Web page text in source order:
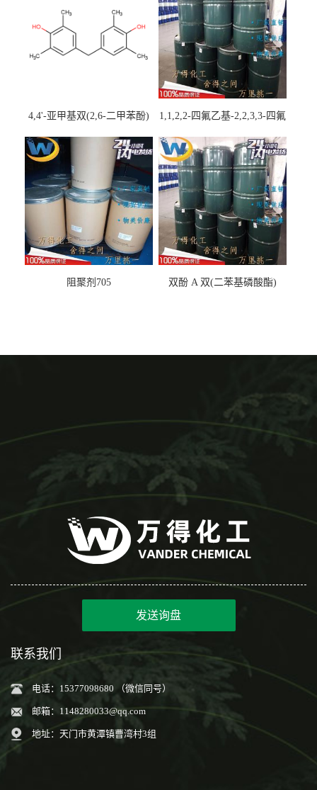
4,4'-亚甲基双(2,6-二甲苯酚)
1,1,2,2-四氟乙基-2,2,3,3-四氟
阻聚剂705 双酚 A 双(二苯基磷酸酯)
发送询盘
联系我们
电话：15377098680 （微信同号）
邮箱： 1148280033@qq.com
地址：天门市黄潭镇曹湾村3组